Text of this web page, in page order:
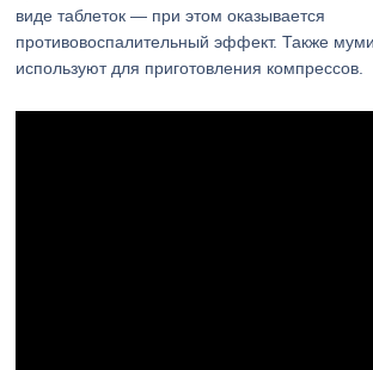
виде таблеток — при этом оказывается
противовоспалительный эффект. Также
используют для приготовления компрессов.